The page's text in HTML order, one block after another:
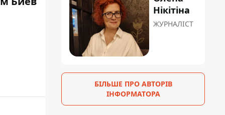
Нікітіна
ЖУРНАЛІСТ
БІЛЬШЕ ПРО АВТОРІВ
ІНФОРМАТОРА